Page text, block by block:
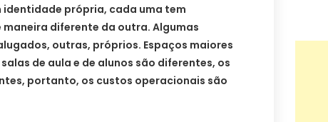
própria, cada uma tem
diferente da outra. Algumas
outras, próprios. Espaços maiores
de aula e de alunos são diferentes, os
portanto, os custos operacionais são